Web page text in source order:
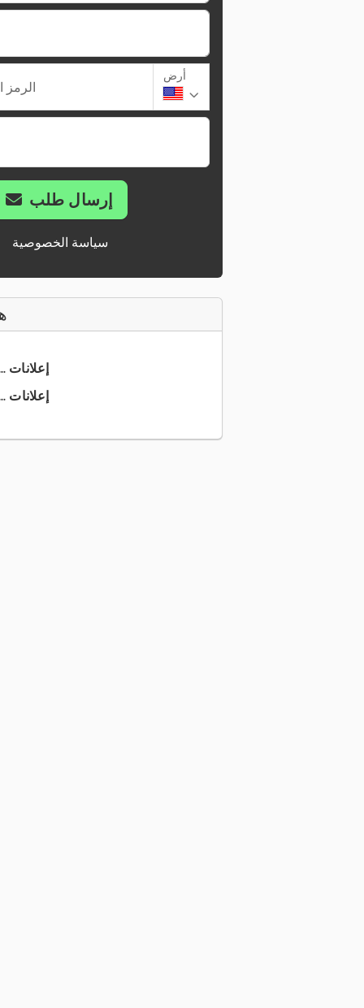
الرمز
أرض
إرسال طلب
سياسة الخصوصية
+39 0423 ... إعلانات
+39 0423 ... إعلانات